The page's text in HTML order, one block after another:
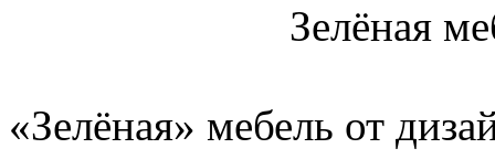
Зелёная
«Зелёная» мебель от